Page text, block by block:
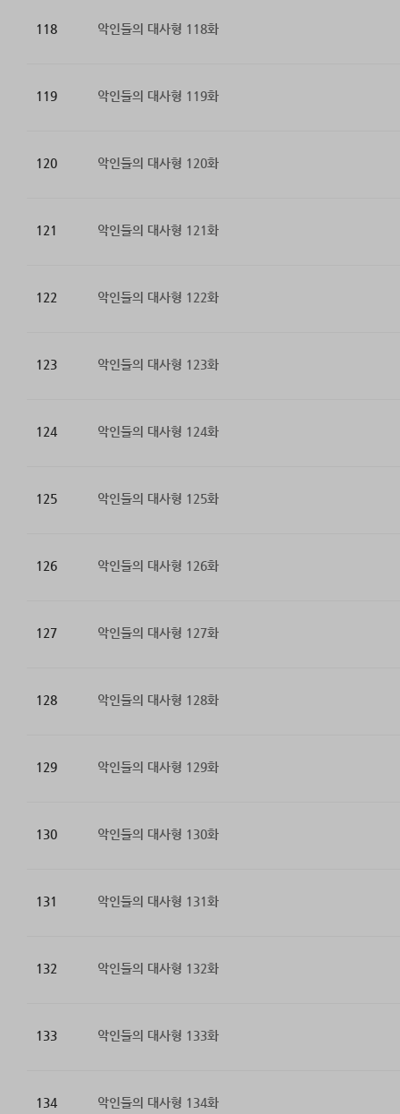
118 악인들의 대사형 118화
119 악인들의 대사형 119화
120 악인들의 대사형 120화
121 악인들의 대사형 121화
122 악인들의 대사형 122화
123 악인들의 대사형 123화
124 악인들의 대사형 124화
125 악인들의 대사형 125화
126 악인들의 대사형 126화
127 악인들의 대사형 127화
128 악인들의 대사형 128화
129 악인들의 대사형 129화
130 악인들의 대사형 130화
131 악인들의 대사형 131화
132 악인들의 대사형 132화
133 악인들의 대사형 133화
134 악인들의 대사형 134화